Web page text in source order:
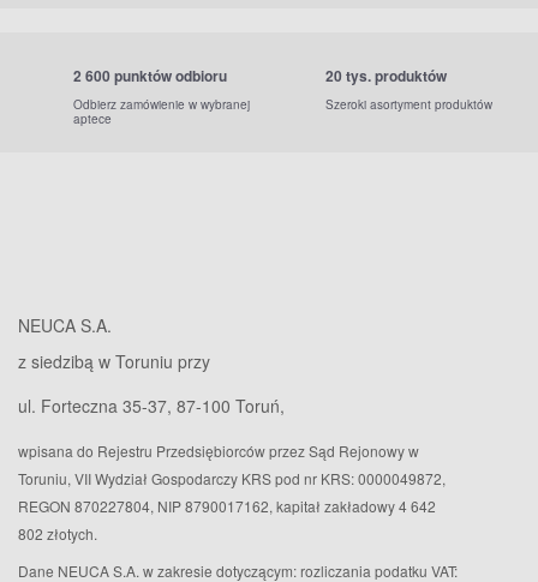
2 600 punktów odbioru
Odbierz zamówienie w wybranej
aptece
20 tys. produktów
Szeroki asortyment produktów
NEUCA S.A.
z siedzibą w Toruniu przy
ul. Forteczna 35-37, 87-100 Toruń,
wpisana do Rejestru Przedsiębiorców przez Sąd Rejonowy w
Toruniu, VII Wydział Gospodarczy KRS pod nr KRS: 0000049872,
REGON 870227804, NIP 8790017162, kapitał zakładowy 4 642
802 złotych.
Dane NEUCA S.A. w zakresie dotyczącym: rozliczania podatku VAT: